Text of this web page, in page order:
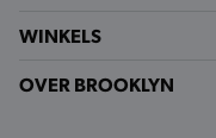
WINKELS
OVER BROOKLYN